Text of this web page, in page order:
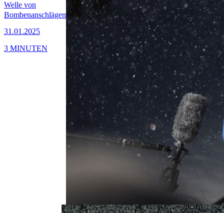
Welle von
Bombenanschlägen
31.01.2025
3 MINUTEN